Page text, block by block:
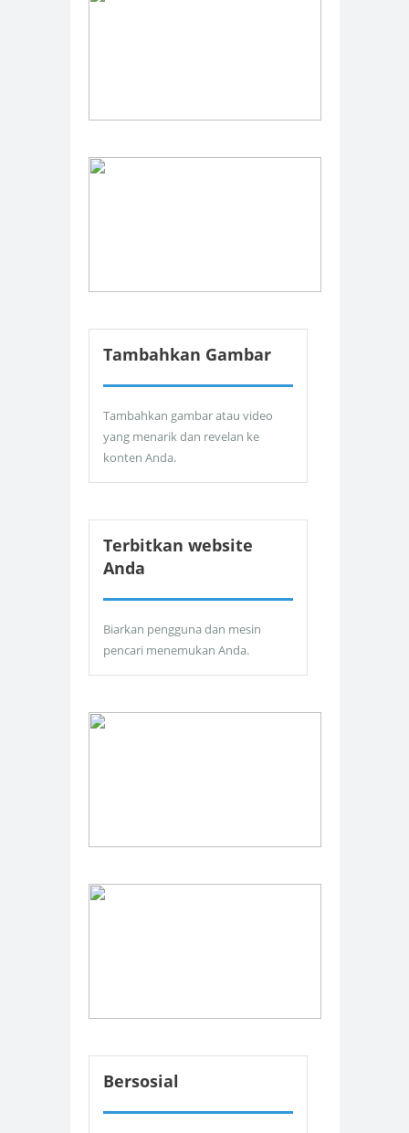
Tambahkan Gambar
Tambahkan gambar atau video
yang menarik dan revelan ke
konten Anda.
Terbitkan website
Anda
Biarkan pengguna dan mesin
pencari menemukan Anda.
Bersosial